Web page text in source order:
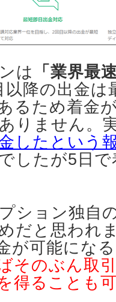
は
「業界最
降の出金は
るため着金
りません。
したという
したが5日
ション独自
だと思われ
が可能にな
そのぶん取
得ることも